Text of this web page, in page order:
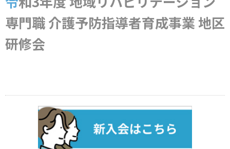
専門職 介護予防指導者育成事業 地区
研修会